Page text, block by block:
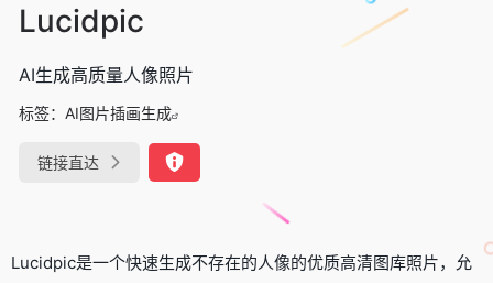
Lucidpic
AI生成高质量人像照片
标签： AI图片插画生成
链接直达
Lucidpic是一个快速生成不存在的人像的优质高清图库照片，允